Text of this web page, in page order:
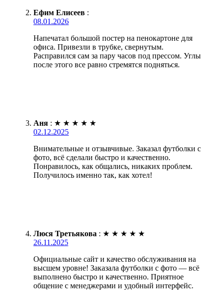
Ефим Елисеев :
08.01.2026
Напечатал большой постер на пенокартоне для
офиса. Привезли в трубке, свернутым.
Расправился сам за пару часов под прессом. Углы
после этого все равно стремятся подняться.
Аня : ★ ★ ★ ★ ★
02.12.2025
Внимательные и отзывчивые. Заказал футболки с
фото, всё сделали быстро и качественно.
Понравилось, как общались, никаких проблем.
Получилось именно так, как хотел!
Люся Третьякова : ★ ★ ★ ★ ★
26.11.2025
Официальные сайт и качество обслуживания на
высшем уровне! Заказала футболки с фото — всё
выполнено быстро и качественно. Приятное
общение с менеджерами и удобный интерфейс.